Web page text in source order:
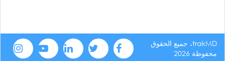
trakMD، جميع الحقوق
محفوظة 2026